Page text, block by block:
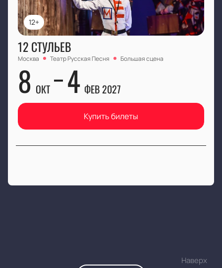
12+
12 СТУЛЬЕВ
Москва Театр Русская Песня Большая сцена
8 ОКТ 4 ФЕВ 2027
Купить билеты
Наверх